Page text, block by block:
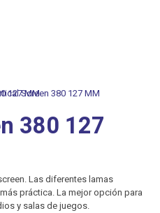
380 127
Las diferentes lamas
práctica. La mejor opción para
y salas de juegos.